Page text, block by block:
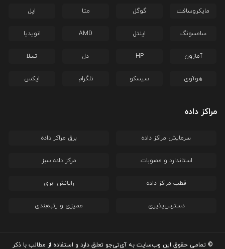
مایکروسافت گوگل متا اپل
سامسونگ اینتل AMD انویدیا
آمازون HP دل تسلا
هوآوی سیسکو تلگرام ایکس
مراکز داده
سرمایش مراکز داده برق مراکز داده
استاندارد و مصوبات مرکز داده سبز
قطب مراکز داده رایانش ابری
دسترس‌پذیری ممیزی و رتبه‌بندی
© تمامی حقوق این وب‌سایت به آی‌تی‌جو تعلق دارد و استفاده از مطالب با ذکر